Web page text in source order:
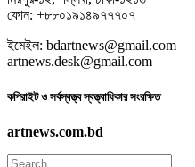
ফোন: +৮৮০১৯১৪৯৭৭৭০৭
ইমেইল: bdartnews@gmail.com
artnews.desk@gmail.com
কপিরাইট ও সর্বস্বত্ত্ব স্বত্ত্বাধিকার সংরক্ষিত
artnews.com.bd